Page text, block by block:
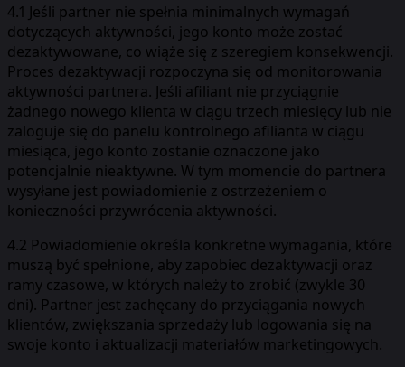
4.1 Jeśli partner nie spełnia minimalnych wymagań
dotyczących aktywności, jego konto może zostać
dezaktywowane, co wiąże się z szeregiem konsekwencji.
Proces dezaktywacji rozpoczyna się od monitorowania
aktywności partnera. Jeśli afiliant nie przyciągnie
żadnego nowego klienta w ciągu trzech miesięcy lub nie
zaloguje się do panelu kontrolnego afilianta w ciągu
miesiąca, jego konto zostanie oznaczone jako
potencjalnie nieaktywne. W tym momencie do partnera
wysyłane jest powiadomienie z ostrzeżeniem o
konieczności przywrócenia aktywności.
4.2 Powiadomienie określa konkretne wymagania, które
muszą być spełnione, aby zapobiec dezaktywacji oraz
ramy czasowe, w których należy to zrobić (zwykle 30
dni). Partner jest zachęcany do przyciągania nowych
klientów, zwiększania sprzedaży lub logowania się na
swoje konto i aktualizacji materiałów marketingowych.